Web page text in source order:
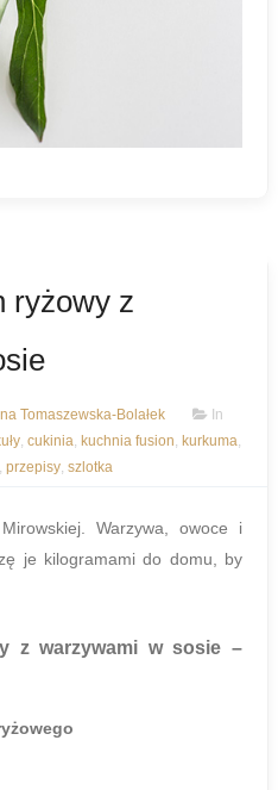
ryżowy z
Tomaszewska-Bolałek
In
, cukinia, kuchnia fusion, kurkuma,
, przepisy, szlotka
Warzywa, owoce i
je kilogramami do domu, by
z warzywami w sosie –